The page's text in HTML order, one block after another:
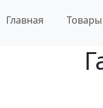
Главная Товары